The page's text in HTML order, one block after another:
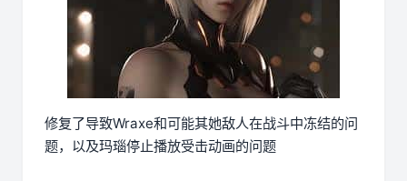
修复了导致Wraxe和可能其她敌人在战斗中冻结的问
题，以及玛瑙停止播放受击动画的问题